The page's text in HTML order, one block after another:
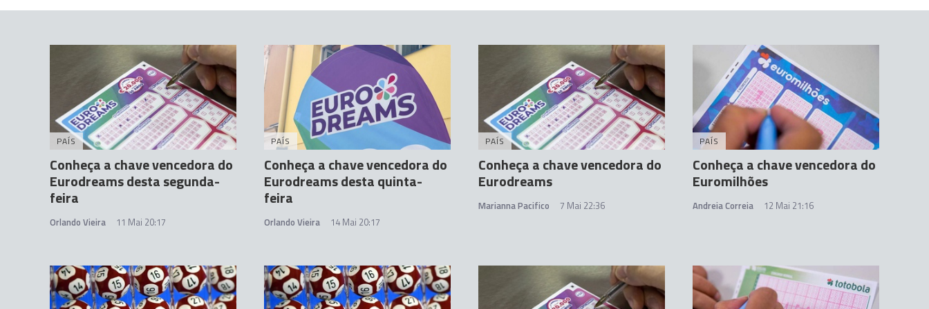
PAÍS
Conheça a chave vencedora do
Eurodreams desta segunda-
feira
Orlando Vieira 11 Mai 20:17
PAÍS
Conheça a chave vencedora do
Eurodreams desta quinta-
feira
Orlando Vieira 14 Mai 20:17
PAÍS
Conheça a chave vencedora do
Eurodreams
Marianna Pacifico 7 Mai 22:36
PAÍS
Conheça a chave vencedora do
Euromilhões
Andreia Correia 12 Mai 21:16